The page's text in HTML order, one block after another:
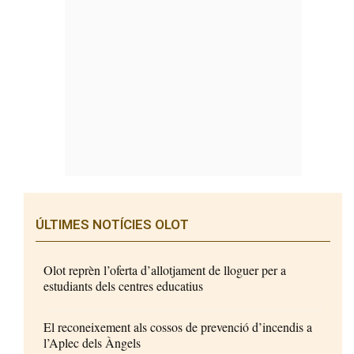
ÚLTIMES NOTÍCIES OLOT
Olot reprèn l’oferta d’allotjament de lloguer per a
estudiants dels centres educatius
El reconeixement als cossos de prevenció d’incendis a
l’Aplec dels Àngels